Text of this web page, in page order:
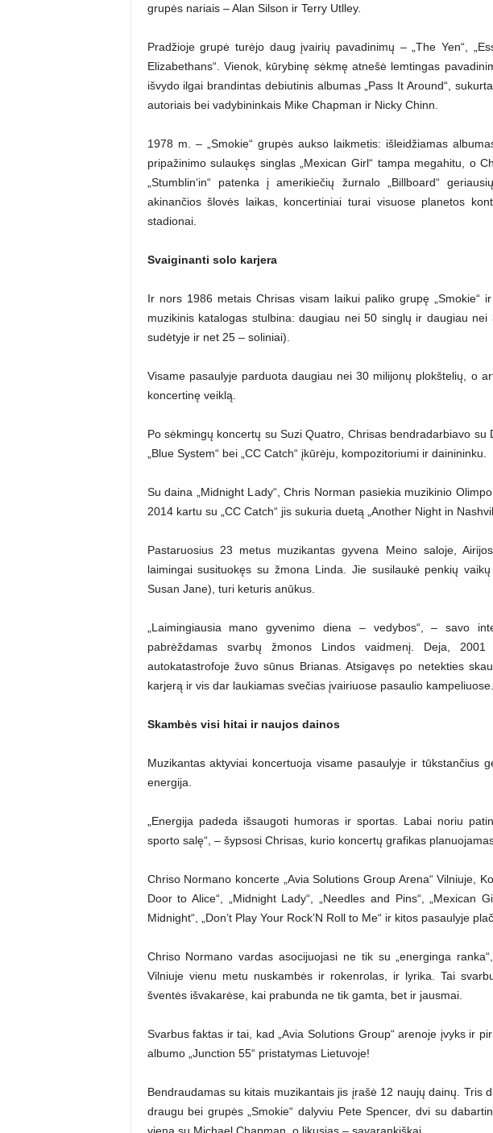
grupės nariais – Alan Silson ir Terry Utlley.
Pradžioje grupė turėjo daug įvairių pavadinimų – „The Yen“,
Elizabethans“. Vienok, kūrybinę sėkmę atnešė lemtingas
išvydo ilgai brandintas debiutinis albumas „Pass It Around“,
autoriais bei vadybininkais Mike Chapman ir Nicky Chinn.
1978 m. – „Smokie“ grupės aukso laikmetis: išleidžiamas
pripažinimo sulaukęs singlas „Mexican Girl“ tampa megahitu, o
„Stumblin‘in“ patenka į amerikiečių žurnalo „Billboard“
akinančios šlovės laikas, koncertiniai turai visuose planetos
stadionai.
Svaiginanti solo karjera
Ir nors 1986 metais Chrisas visam laikui paliko grupę „Smokie“
muzikinis katalogas stulbina: daugiau nei 50 singlų ir daugiau nei
sudėtyje ir net 25 – soliniai).
Visame pasaulyje parduota daugiau nei 30 milijonų plokštelių, o
koncertinę veiklą.
Po sėkmingų koncertų su Suzi Quatro, Chrisas bendradarbiavo su
„Blue System“ bei „CC Catch“ įkūrėju, kompozitoriumi ir dainininku.
Su daina „Midnight Lady“, Chris Norman pasiekia muzikinio
2014 kartu su „CC Catch“ jis sukuria duetą „Another Night in
Pastaruosius 23 metus muzikantas gyvena Meino saloje,
laimingai susituokęs su žmona Linda. Jie susilaukė penkių
Susan Jane), turi keturis anūkus.
„Laimingiausia mano gyvenimo diena – vedybos“, – savo
pabrėždamas svarbų žmonos Lindos vaidmenį. Deja,
autokatastrofoje žuvo sūnus Brianas. Atsigavęs po netekties
karjerą ir vis dar laukiamas svečias įvairiuose pasaulio kampeliuose.
Skambės visi hitai ir naujos dainos
Muzikantas aktyviai koncertuoja visame pasaulyje ir tūkstančius
energija.
„Energija padeda išsaugoti humoras ir sportas. Labai noriu
sporto salę“, – šypsosi Chrisas, kurio koncertų grafikas
Chriso Normano koncerte „Avia Solutions Group Arena“ Vilniuje,
Door to Alice“, „Midnight Lady“, „Needles and Pins“, „Mexican
Midnight“, „Don’t Play Your Rock’N Roll to Me“ ir kitos pasaulyje
Chriso Normano vardas asocijuojasi ne tik su „energinga
Vilniuje vienu metu nuskambės ir rokenrolas, ir lyrika. Tai
šventės išvakarėse, kai prabunda ne tik gamta, bet ir jausmai.
Svarbus faktas ir tai, kad „Avia Solutions Group“ arenoje įvyks ir
albumo „Junction 55“ pristatymas Lietuvoje!
Bendraudamas su kitais muzikantais jis įrašė 12 naujų dainų. Tris
draugu bei grupės „Smokie“ dalyviu Pete Spencer, dvi su